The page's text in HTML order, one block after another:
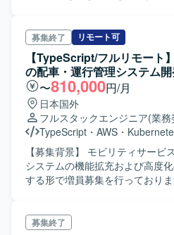
正対応、追加要件の改修などを
【求める人物像】 与えられたタ
げていただける方、品質を意識
に取り組んでいただける方を求めています
の魅力】 空港向けのテナント管
共性の高いシステムに携わるこ
AWSを用いた開発経験を積むこ
や追加要件改修を通じて、既存シ
ルを身につけることができます。 【開発環境】 Python、
Vue.js、AWSを用いた環境での
募集終了 リモート可
【TypeScript/フルリモート
の配車・運行管理システム開
〜810,000円/月
日本国外
フルスタックエンジニア(業
TypeScript ・ AWS ・
【募集背景】 モビリティサービ
システムの機能拡充および高度
する形で増員募集を行っております。 【作業内容】
いただきます。 自動運転や自動
募集終了